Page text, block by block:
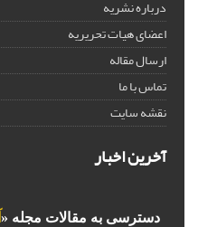
درباره نشریه
اعضای هیات تحریریه
ارسال مقاله
تماس با ما
نقشه سایت
آخرین اخبار
دسترسی به مقالات مجله «